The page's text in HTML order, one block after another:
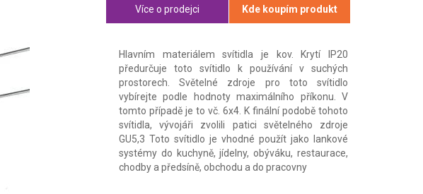
Více o prodejci Kde koupím produkt
Hlavním materiálem svítidla je kov. Krytí IP20
předurčuje toto svítidlo k používání v suchých
prostorech. Světelné zdroje pro toto svítidlo
vybírejte podle hodnoty maximálního příkonu. V
tomto případě je to vč. 6x4. K finální podobě tohoto
svítidla, vývojáři zvolili patici světelného zdroje
GU5,3 Toto svítidlo je vhodné použít jako lankové
systémy do kuchyně, jídelny, obýváku, restaurace,
chodby a předsíně, obchodu a do pracovny